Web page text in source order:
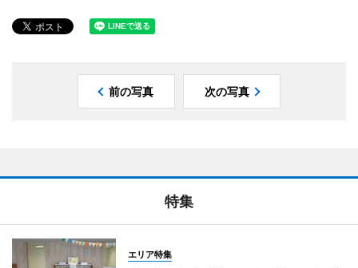
前の写真 次の写真
特集
エリア特集